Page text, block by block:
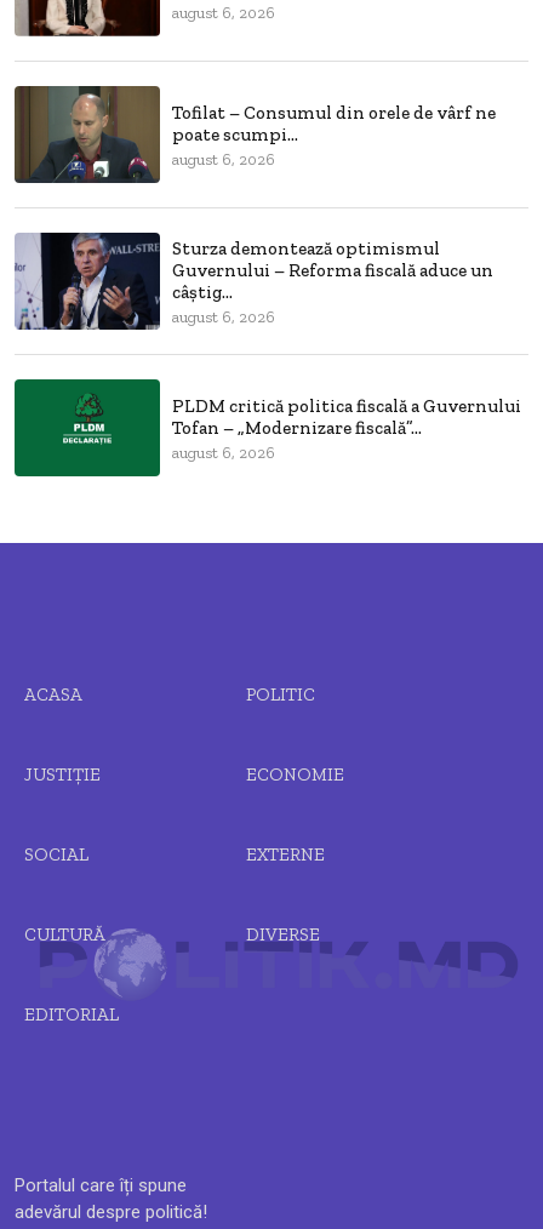
august 6, 2026
Tofilat – Consumul din orele de vârf ne
poate scumpi...
august 6, 2026
Sturza demontează optimismul
Guvernului – Reforma fiscală aduce un
câștig...
august 6, 2026
PLDM critică politica fiscală a Guvernului
Tofan – „Modernizare fiscală”...
august 6, 2026
Portalul care îți spune
adevărul despre politică!
ACASA POLITIC
JUSTIȚIE ECONOMIE
SOCIAL EXTERNE
CULTURĂ DIVERSE
EDITORIAL